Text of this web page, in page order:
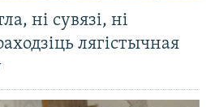
ні сувязі, ні
лягістычная